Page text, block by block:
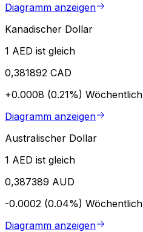
Diagramm anzeigen
Kanadischer Dollar
1 AED ist gleich
0,381892 CAD
+0.0008 (0.21%) Wöchentlich
Diagramm anzeigen
Australischer Dollar
1 AED ist gleich
0,387389 AUD
-0.0002 (0.04%) Wöchentlich
Diagramm anzeigen